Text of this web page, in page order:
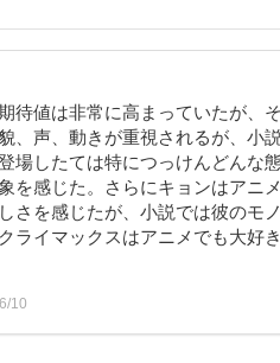
待値は非常に高まっていたが、
、声、動きが重視されるが、小
場したては特につっけんどんな
を感じた。さらにキョンはアニ
さを感じたが、小説では彼のモ
ライマックスはアニメでも大好き
10